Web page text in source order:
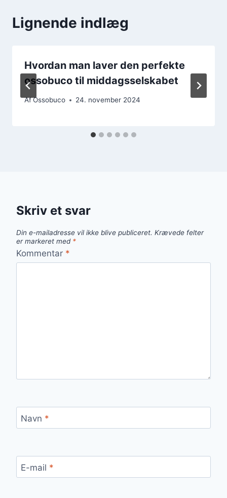
Lignende indlæg
Hvordan man laver den perfekte
ossobuco til middagsselskabet
AfOssobuco 24. november 2024
Skriv et svar
Din e-mailadresse vil ikke blive publiceret. Krævede felter
er markeret med *
Kommentar *
Navn *
E-mail *